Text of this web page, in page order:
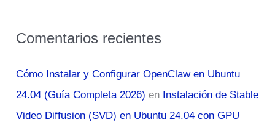
Comentarios recientes
Cómo Instalar y Configurar OpenClaw en Ubuntu
24.04 (Guía Completa 2026) en Instalación de Stable
Video Diffusion (SVD) en Ubuntu 24.04 con GPU